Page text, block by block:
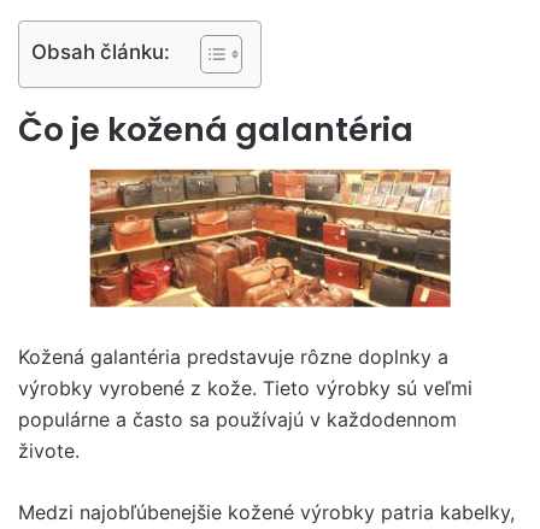
Obsah článku:
Čo je kožená galantéria
Kožená galantéria predstavuje rôzne doplnky a
výrobky vyrobené z kože. Tieto výrobky sú veľmi
populárne a často sa používajú v každodennom
živote.
Medzi najobľúbenejšie kožené výrobky patria kabelky,